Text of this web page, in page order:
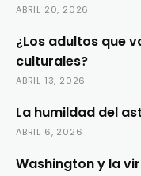
ABRIL 20, 2026
¿Los adultos que
culturales?
ABRIL 13, 2026
La humildad del
ABRIL 6, 2026
Washington y la